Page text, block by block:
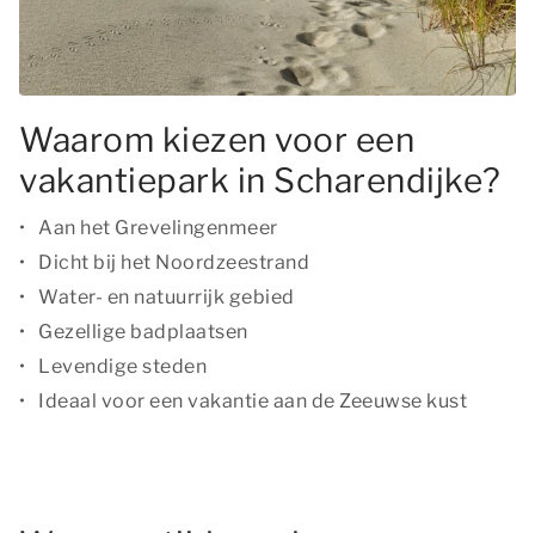
Waarom kiezen voor een
vakantiepark in Scharendijke?
Aan het Grevelingenmeer
Dicht bij het Noordzeestrand
Water- en natuurrijk gebied
Gezellige badplaatsen
Levendige steden
Ideaal voor een vakantie aan de Zeeuwse kust